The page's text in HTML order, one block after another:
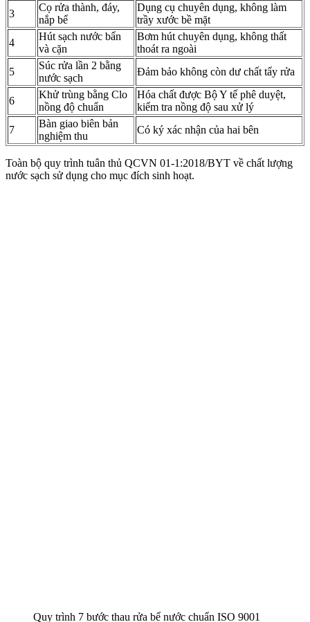
3
Cọ rửa thành, đáy,
nắp bể
Dụng cụ chuyên dụng, không làm
trầy xước bề mặt
4
Hút sạch nước bẩn
và cặn
Bơm hút chuyên dụng, không thất
thoát ra ngoài
5
Súc rửa lần 2 bằng
nước sạch
Đảm bảo không còn dư chất tẩy rửa
6
Khử trùng bằng Clo
nồng độ chuẩn
Hóa chất được Bộ Y tế phê duyệt,
kiểm tra nồng độ sau xử lý
7
Bàn giao biên bản
nghiệm thu
Có ký xác nhận của hai bên
Toàn bộ quy trình tuân thủ QCVN 01-1:2018/BYT về chất lượng
nước sạch sử dụng cho mục đích sinh hoạt.
Quy trình 7 bước thau rửa bể nước chuẩn ISO 9001